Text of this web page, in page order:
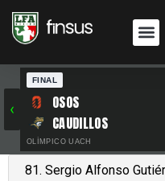
‹
FINAL
OSOS
CAUDILLOS
OLÍMPICO UACH